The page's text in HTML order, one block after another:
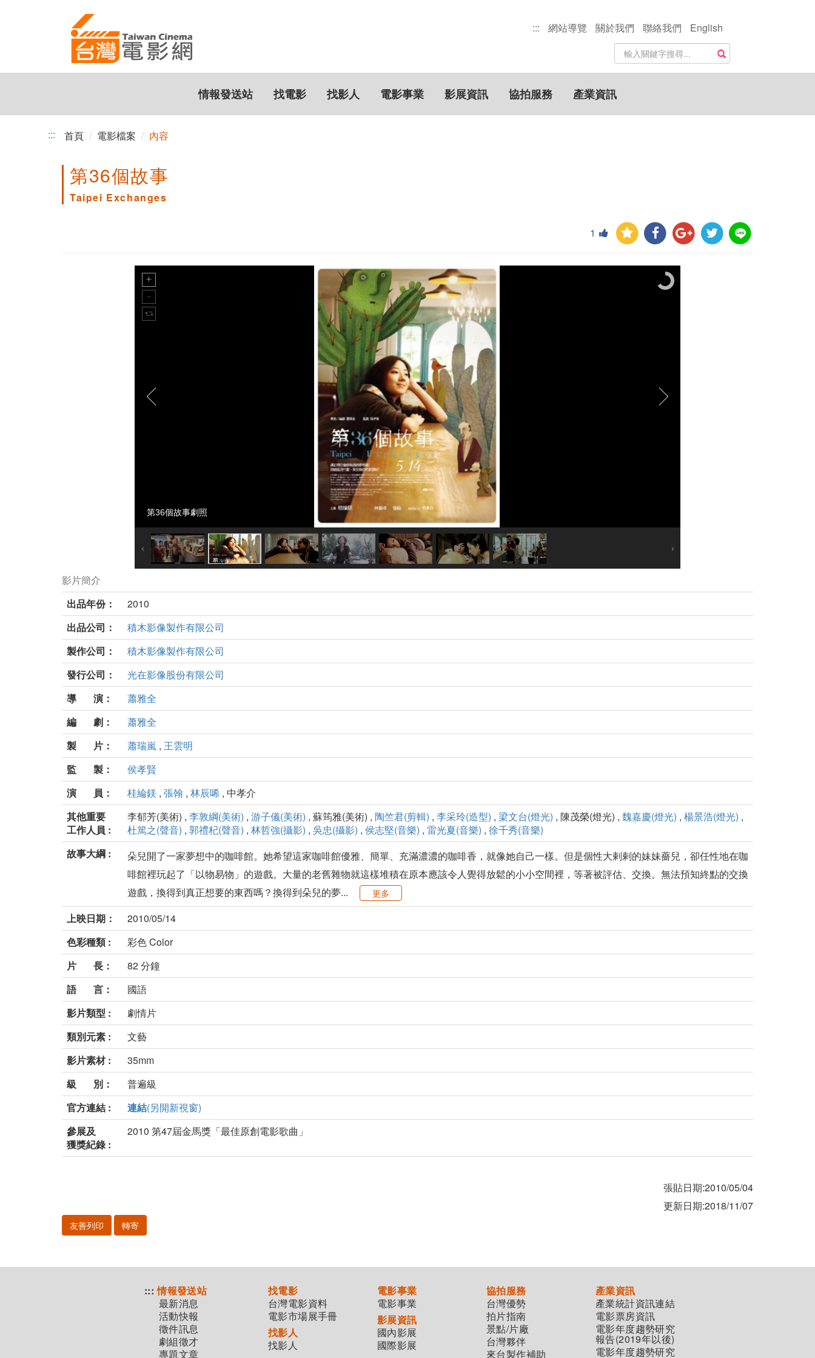
::: 網站導覽 關於我們 聯絡我們
English
站
內
搜
尋
關
鍵
搜尋
情報發送站 找電影 找影人 電影事業 影展資訊 協拍服務 產業資訊
::: 首頁 電影檔案 內容
第36個故事
Taipei Exchanges
1
第36個故事劇照
影片簡介
出品年份：
2010
出品公司：
積木影像製作有限公司
製作公司：
積木影像製作有限公司
發行公司：
光在影像股份有限公司
導 演：
蕭雅全
編 劇：
蕭雅全
製 片：
蕭瑞嵐 , 王雲明
監 製：
侯孝賢
演 員：
桂綸鎂 , 張翰 , 林辰唏 , 中孝介
其他重要
工作人員 :
李郁芳(美術) , 李敦綱(美術) , 游子儀(美術) , 蘇筠雅(美術) , 陶竺君(剪輯) , 李采玲(造型) , 梁文台(燈光) , 陳茂榮(燈光) , 魏嘉慶(燈光) , 楊景浩(燈光) ,
杜篤之(聲音) , 郭禮杞(聲音) , 林哲強(攝影) , 吳忠(攝影) , 侯志堅(音樂) , 雷光夏(音樂) , 徐千秀(音樂)
故事大綱 :
朵兒開了一家夢想中的咖啡館。她希望這家咖啡館優雅、簡單、充滿濃濃的咖啡香，就像她自己一樣。但是個性大剌剌的妹妹薔兒，卻任性地在咖
啡館裡玩起了「以物易物」的遊戲。大量的老舊雜物就這樣堆積在原本應該令人覺得放鬆的小小空間裡，等著被評估、交換。無法預知終點的交換
遊戲，換得到真正想要的東西嗎？換得到朵兒的夢...
更多
上映日期：
2010/05/14
色彩種類 :
彩色 Color
片 長：
82 分鐘
語 言：
國語
影片類型 :
劇情片
類別元素 :
文藝
影片素材 :
35mm
級 別：
普遍級
官方連結 :
連結(另開新視窗)
參展及
獲獎紀錄 :
2010 第47屆金馬獎「最佳原創電影歌曲」
張貼日期:2010/05/04
更新日期:2018/11/07
友善列印 轉寄
::: 情報發送站
最新消息
活動快報
徵件訊息
劇組徵才
專題文章
找電影
台灣電影資料
電影市場展手冊
找影人
找影人
電影事業
電影事業
影展資訊
國內影展
國際影展
協拍服務
台灣優勢
拍片指南
景點/片廠
台灣夥伴
來台製作補助
產業資訊
產業統計資訊連結
電影票房資訊
電影年度趨勢研究
報告(2019年以後)
電影年度趨勢研究